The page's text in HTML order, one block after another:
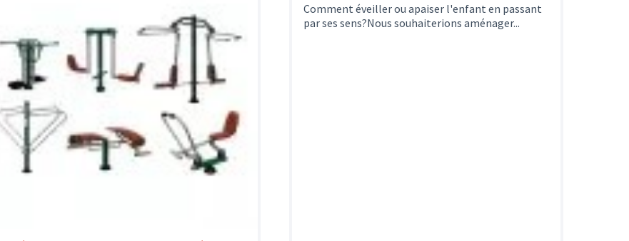
Comment éveiller ou apaiser l'enfant en passant
par ses sens?Nous souhaiterions aménager...